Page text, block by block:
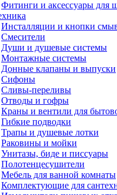
Фитинги и аксессуары для
Инсталляции и кнопки
Смесители
Души и душевые системы
Монтажные системы
Донные клапаны и выпуски
Сифоны
Сливы-переливы
Отводы и гофры
Краны и вентили для
Гибкие подводки
Трапы и душевые лотки
Раковины и мойки
Унитазы, биде и писсуары
Полотенцесушители
Мебель для ванной комнаты
Комплектующие для